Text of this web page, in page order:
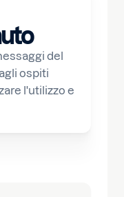
del
ospiti
l'utilizzo e